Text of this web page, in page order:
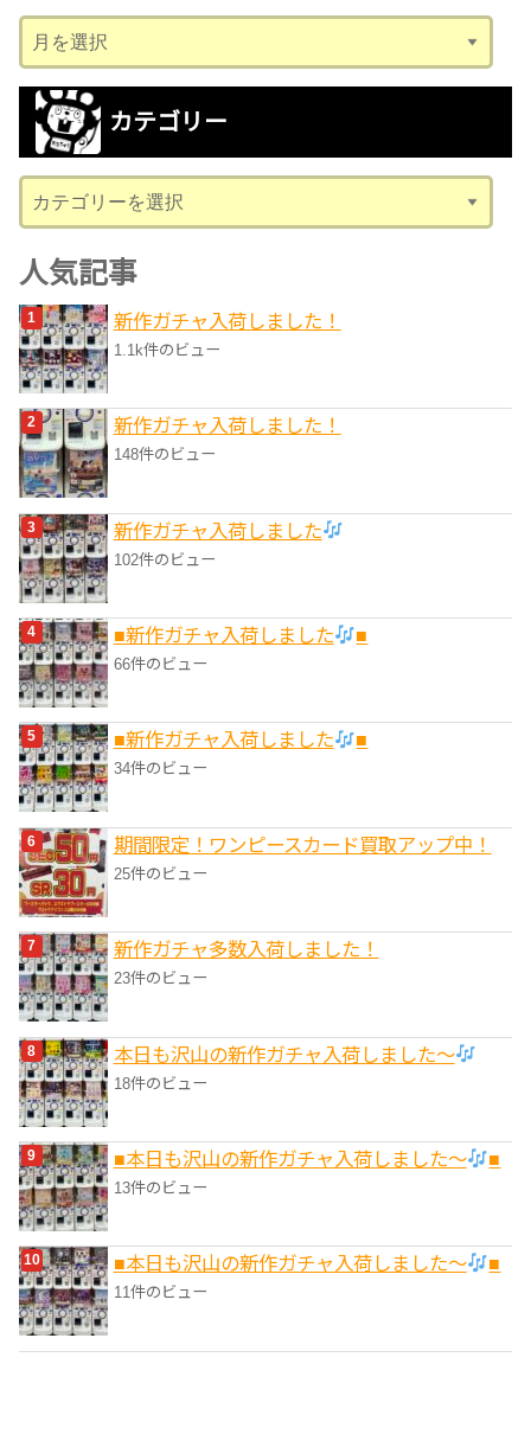
ー
カ
ブ
カテゴリー
テ
ゴ
リ
ー
人気記事
新作ガチャ入荷しました！
1.1k件のビュー
新作ガチャ入荷しました！
148件のビュー
新作ガチャ入荷しました
102件のビュー
■新作ガチャ入荷しました ■
66件のビュー
■新作ガチャ入荷しました ■
34件のビュー
期間限定！ワンピースカード買取アップ中！
25件のビュー
新作ガチャ多数入荷しました！
23件のビュー
本日も沢山の新作ガチャ入荷しました〜
18件のビュー
■本日も沢山の新作ガチャ入荷しました〜 ■
13件のビュー
■本日も沢山の新作ガチャ入荷しました〜 ■
11件のビュー